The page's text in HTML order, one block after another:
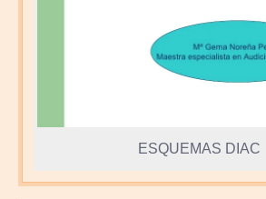
ESQUEMAS DIAC